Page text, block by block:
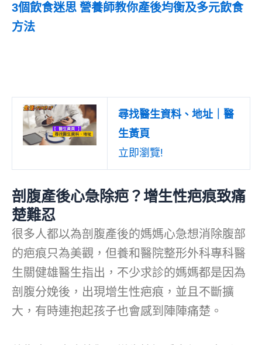
3個飲食迷思 營養師教你產後均衡及多元飲食
方法
尋找醫生資料、地址｜醫
生黃頁
立即瀏覽!
剖腹產後心急除疤？增生性疤痕致痛
楚難忍
很多人都以為剖腹產後的媽媽心急想消除腹部
的疤痕只為美觀，但養和醫院整形外科專科醫
生關健雄醫生指出，不少求診的媽媽都是因為
剖腹分娩後，出現增生性疤痕，並且不斷擴
大，有時連抱起孩子也會感到陣陣痛楚。